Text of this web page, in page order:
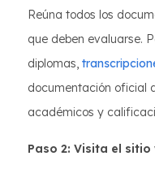
Reúna todos los
que deben evaluarse.
diplomas,
documentación oficial
académicos y
Paso 2: Visita el